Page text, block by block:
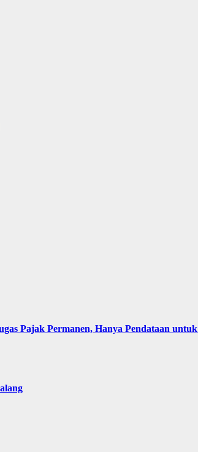
Pajak Permanen, Hanya Pendataan